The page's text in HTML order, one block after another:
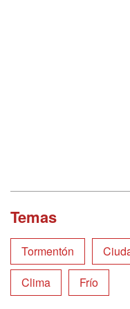
Temas
Tormentón
Clima
Frío